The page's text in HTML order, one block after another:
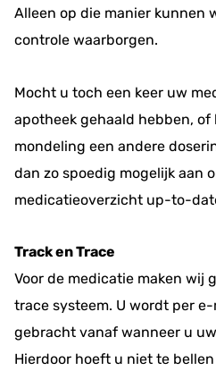
Alleen op die manier kunnen
controle waarborgen.
Mocht u toch een keer uw
apotheek gehaald hebben,
mondeling een andere
dan zo spoedig mogelijk aan
medicatieoverzicht up-to-
Track en Trace
Voor de medicatie maken wij
trace systeem. U wordt per
gebracht vanaf wanneer u
Hierdoor hoeft u niet te